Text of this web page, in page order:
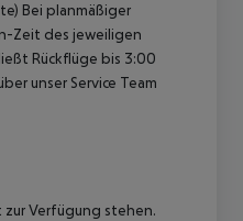
Bei planmäßiger
Zeit des jeweiligen
Rückflüge bis 3:00
unser Service Team
Verfügung stehen.